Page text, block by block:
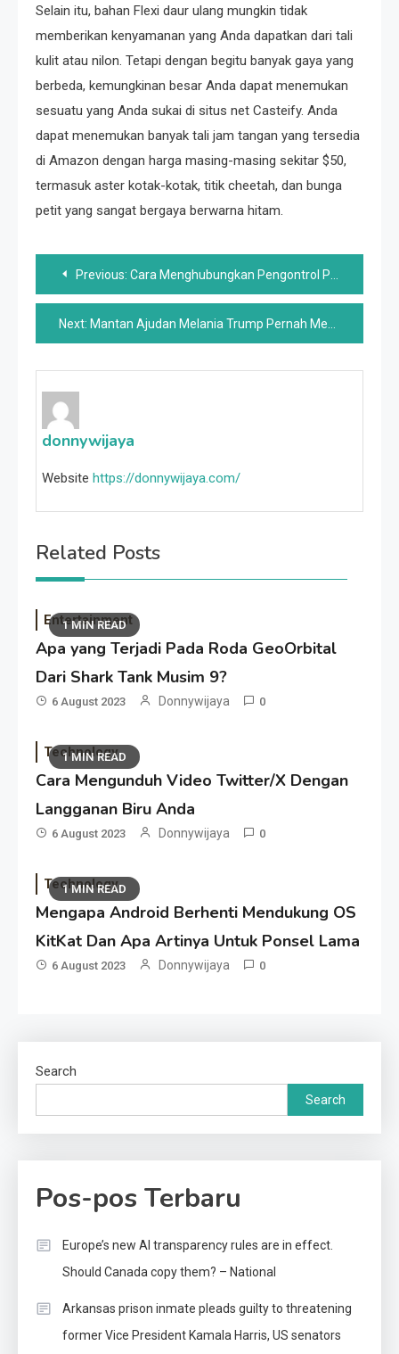
Selain itu, bahan Flexi daur ulang mungkin tidak
memberikan kenyamanan yang Anda dapatkan dari tali
kulit atau nilon. Tetapi dengan begitu banyak gaya yang
berbeda, kemungkinan besar Anda dapat menemukan
sesuatu yang Anda sukai di situs net Casteify. Anda
dapat menemukan banyak tali jam tangan yang tersedia
di Amazon dengan harga masing-masing sekitar $50,
termasuk aster kotak-kotak, titik cheetah, dan bunga
petit yang sangat bergaya berwarna hitam.
Post
navigation
Previous: Cara Menghubungkan Pengontrol PS4 ke PC Anda
Next: Mantan Ajudan Melania Trump Pernah Membocorkan Perasaannya Yang Sebenarnya Tentang Ivanka (& Itu Keras)
donnywijaya
Website https://donnywijaya.com/
Related Posts
1 MIN READ
Entertainment
Apa yang Terjadi Pada Roda GeoOrbital
Dari Shark Tank Musim 9?
6 August 2023 Donnywijaya 0
1 MIN READ
Technology
Cara Mengunduh Video Twitter/X Dengan
Langganan Biru Anda
6 August 2023 Donnywijaya 0
1 MIN READ
Technology
Mengapa Android Berhenti Mendukung OS
KitKat Dan Apa Artinya Untuk Ponsel Lama
6 August 2023 Donnywijaya 0
Search
Search
Pos-pos Terbaru
Europe’s new AI transparency rules are in effect.
Should Canada copy them? – National
Arkansas prison inmate pleads guilty to threatening
former Vice President Kamala Harris, US senators